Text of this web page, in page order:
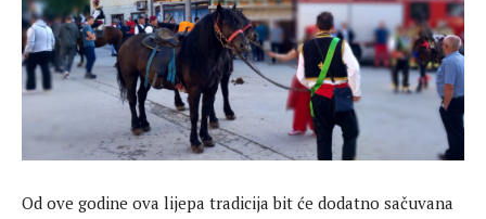
Od ove godine ova lijepa tradicija bit će dodatno sačuvana